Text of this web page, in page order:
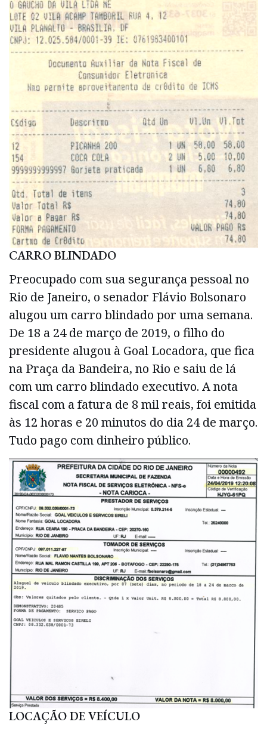
CARRO BLINDADO
Preocupado com sua segurança pessoal no
Rio de Janeiro, o senador Flávio Bolsonaro
alugou um carro blindado por uma semana.
De 18 a 24 de março de 2019, o filho do
presidente alugou à Goal Locadora, que fica
na Praça da Bandeira, no Rio e saiu de lá
com um carro blindado executivo. A nota
fiscal com a fatura de 8 mil reais, foi emitida
às 12 horas e 20 minutos do dia 24 de março.
Tudo pago com dinheiro público.
LOCAÇÃO DE VEÍCULO